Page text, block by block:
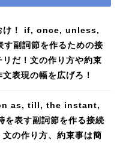
け！ if, once, unless,
副詞節を作るための接
だ！文の作り方や約束
表現の幅を広げろ！
as, till, the instant,
表す副詞節を作る接続
の作り方、約束事は簡